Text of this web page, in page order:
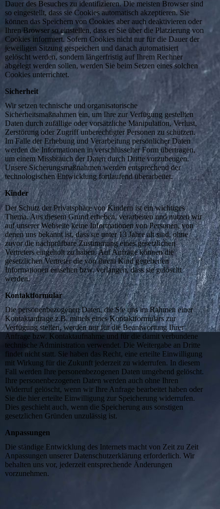
Dauer des Besuches zu identifizieren. Die meisten Browser sind
so eingestellt, dass sie Cookies automatisch akzeptieren. Sie
können das Speichern von Cookies aber auch deaktivieren oder
Ihren Browser so einstellen, dass er Sie über die Platzierung von
Cookies informiert. Sofern Cookies nicht nur für die Dauer der
jeweiligen Sitzung gespeichert und danach automatisiert
gelöscht werden, sondern längerfristig auf Ihrem Rechner
abgelegt werden sollen, werden Sie beim Setzen eines solchen
Cookies unterrichtet.
Sicherheit
Wir setzen technische und organisatorische
Sicherheitsmaßnahmen ein, um Ihre zur Verfügung gestellten
Daten durch zufällige oder vorsätzliche Manipulation, Verlust,
Zerstörung oder Zugriff unberechtigter Personen zu schützen.
Im Falle der Erhebung und Verarbeitung persönlicher Daten
werden die Informationen in verschlüsselter Form übertragen,
um einem Missbrauch der Daten durch Dritte vorzubeugen.
Unsere Sicherungsmaßnahmen werden entsprechend der
technologischen Entwicklung fortlaufend überarbeitet.
Kinder
Der Schutz der Privatsphäre von Kindern ist ein wichtiges
Thema. Aus diesem Grund erheben, verarbeiten und nutzen wir
auf unserer Webseite keine Informationen von Personen, von
denen uns bekannt ist, dass sie unter 13 Jahre alt sind, ohne
zuvor die nachprüfbare Zustimmung eines gesetzlichen
Vertreters eingeholt zu haben. Auf Anfrage können die
gesetzlichen Vertreter die von ihrem Kind gegebenen
Informationen einsehen bzw. verlangen, dass sie gelöscht
werden.
Kontaktformular
Die personenbezogenen Daten, die Sie uns im Rahmen einer
Kontaktanfrage z.B. mittels eines Kontaktformulars zur
Verfügung stellen, werden nur für die Beantwortung Ihrer
Anfrage bzw. Kontaktaufnahme und für die damit verbundene
technische Administration verwendet. Die Weitergabe an Dritte
findet nicht statt. Sie haben das Recht, eine erteilte Einwilligung
mit Wirkung für die Zukunft jederzeit zu widerrufen. In diesem
Fall werden Ihre personenbezogenen Daten umgehend gelöscht.
Ihre personenbezogenen Daten werden auch ohne Ihren
Widerruf gelöscht, wenn wir Ihre Anfrage bearbeitet haben oder
Sie die hier erteilte Einwilligung zur Speicherung widerrufen.
Dies geschieht auch, wenn die Speicherung aus sonstigen
gesetzlichen Gründen unzulässig ist.
Anpassungen
Die ständige Entwicklung des Internets macht von Zeit zu Zeit
Anpassungen unserer Datenschutzerklärung erforderlich. Wir
behalten uns vor, jederzeit entsprechende Änderungen
vorzunehmen.